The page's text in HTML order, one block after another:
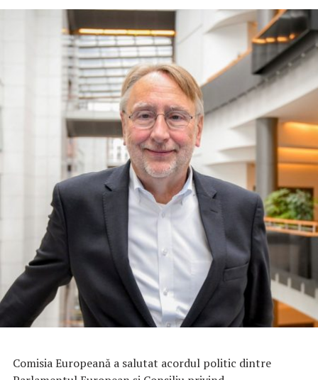
Comisia Europeană a salutat acordul politic dintre